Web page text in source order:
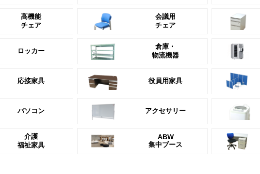
高機能
チェア
会議用
チェア
ロッカー
倉庫・
物流機器
応接家具 役員用家具
パソコン アクセサリー
介護
福祉家具
ABW
集中ブース